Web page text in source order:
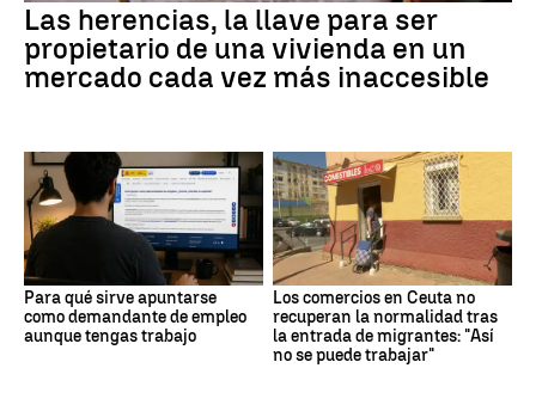
Las herencias, la llave para ser
propietario de una vivienda en un
mercado cada vez más inaccesible
Para qué sirve apuntarse
como demandante de empleo
aunque tengas trabajo
Los comercios en Ceuta no
recuperan la normalidad tras
la entrada de migrantes: "Así
no se puede trabajar"